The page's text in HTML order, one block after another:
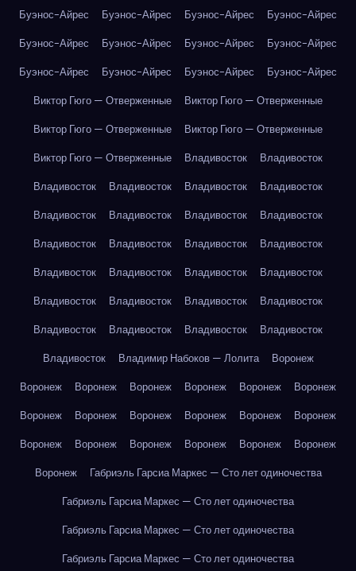
Буэнос-Айрес Буэнос-Айрес Буэнос-Айрес
Буэнос-Айрес
Буэнос-Айрес
Буэнос-Айрес Буэнос-Айрес
Буэнос-Айрес
Буэнос-Айрес
Буэнос-Айрес Буэнос-Айрес
Буэнос-Айрес
Виктор Гюго — Отверженные
Виктор Гюго — Отверженные
Виктор Гюго — Отверженные
Виктор Гюго — Отверженные
Виктор Гюго — Отверженные
Владивосток
Владивосток
Владивосток
Владивосток Владивосток
Владивосток
Владивосток
Владивосток Владивосток
Владивосток
Владивосток
Владивосток Владивосток
Владивосток
Владивосток
Владивосток Владивосток
Владивосток
Владивосток
Владивосток Владивосток
Владивосток
Владивосток
Владивосток Владивосток
Владивосток
Владивосток
Владимир Набоков — Лолита
Воронеж
Воронеж
Воронеж Воронеж Воронеж Воронеж
Воронеж
Воронеж
Воронеж Воронеж Воронеж Воронеж
Воронеж
Воронеж
Воронеж Воронеж Воронеж Воронеж
Воронеж
Воронеж
Габриэль Гарсиа Маркес — Сто лет одиночества
Габриэль Гарсиа Маркес — Сто лет одиночества
Габриэль Гарсиа Маркес — Сто лет одиночества
Габриэль Гарсиа Маркес — Сто лет одиночества